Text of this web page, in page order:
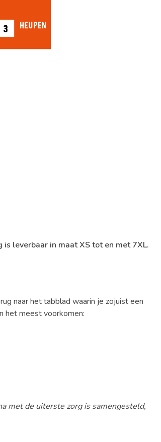
leverbaar in maat XS tot en met 7XL.
naar het tabblad waarin je zojuist een
het meest voorkomen:
met de uiterste zorg is samengesteld,